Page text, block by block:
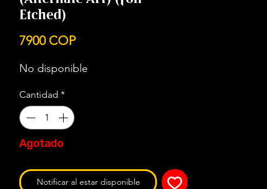
Etched)
7900 COPPrecio
No disponible
Cantidad *
Agotado
Notificar al estar disponible